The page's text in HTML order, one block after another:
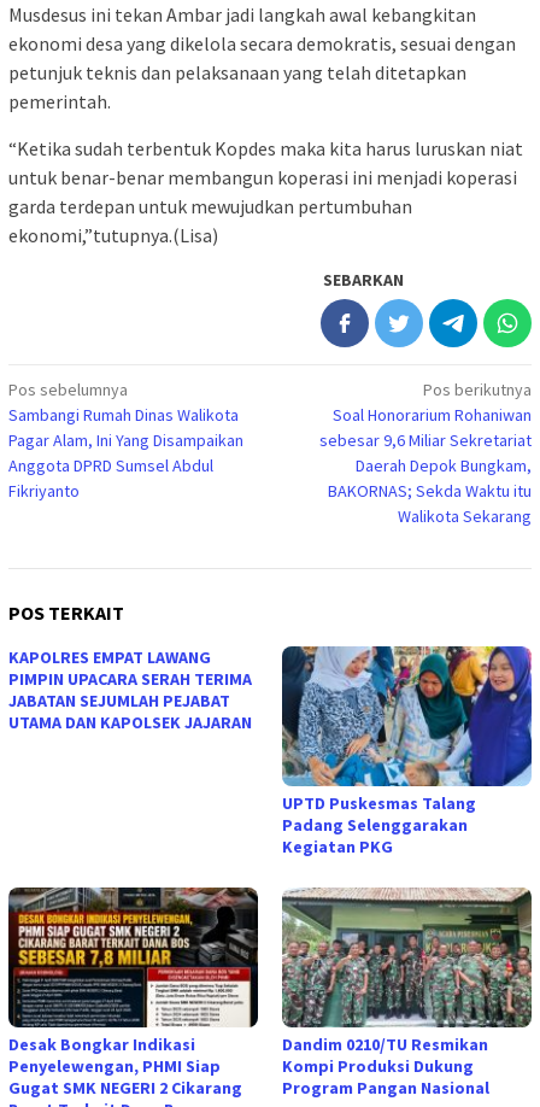
Musdesus ini tekan Ambar jadi langkah awal kebangkitan
ekonomi desa yang dikelola secara demokratis, sesuai dengan
petunjuk teknis dan pelaksanaan yang telah ditetapkan
pemerintah.
“Ketika sudah terbentuk Kopdes maka kita harus luruskan niat
untuk benar-benar membangun koperasi ini menjadi koperasi
garda terdepan untuk mewujudkan pertumbuhan
ekonomi,”tutupnya.(Lisa)
SEBARKAN
Navigasi
pos
Pos sebelumnya
Sambangi Rumah Dinas Walikota
Pagar Alam, Ini Yang Disampaikan
Anggota DPRD Sumsel Abdul
Fikriyanto
Pos berikutnya
Soal Honorarium Rohaniwan
sebesar 9,6 Miliar Sekretariat
Daerah Depok Bungkam,
BAKORNAS; Sekda Waktu itu
Walikota Sekarang
POS TERKAIT
KAPOLRES EMPAT LAWANG
PIMPIN UPACARA SERAH TERIMA
JABATAN SEJUMLAH PEJABAT
UTAMA DAN KAPOLSEK JAJARAN
UPTD Puskesmas Talang
Padang Selenggarakan
Kegiatan PKG
Desak Bongkar Indikasi
Penyelewengan, PHMI Siap
Gugat SMK NEGERI 2 Cikarang
Dandim 0210/TU Resmikan
Kompi Produksi Dukung
Program Pangan Nasional